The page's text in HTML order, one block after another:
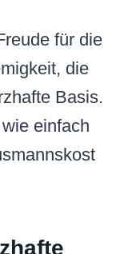
für die
die
Basis.
einfach